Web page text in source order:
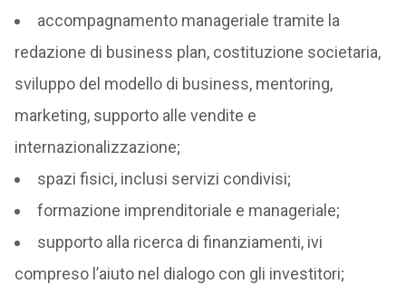
accompagnamento manageriale tramite la
redazione di business plan, costituzione societaria,
sviluppo del modello di business, mentoring,
marketing, supporto alle vendite e
internazionalizzazione;
spazi fisici, inclusi servizi condivisi;
formazione imprenditoriale e manageriale;
supporto alla ricerca di finanziamenti, ivi
compreso l’aiuto nel dialogo con gli investitori;